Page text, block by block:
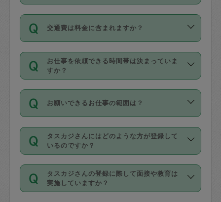
がっていく仕組みになっています。
Diners Club）のみとなります。
を行う際にご入力ください。プロフィー
ル登録時にはご入力いただかなくても大
丈夫です。
デビットカード・プリペイドカード（Vプ
リカ、au WALLETなど）は支払にはご利
銀行振込や現金払いも対応していませ
なお、タスカジさんの交通費も、依頼料
金のご請求と合わせてお支払いとなりま
動計算で表示されます。
依頼には「スポット」と「定期（毎週｜
隔週）」があり、「定期」の依頼は「ス
ポット」よりお得な料金でご利用できま
す。
定期の最低利用回数は設けていない代わ
りに、一定数を超えたキャンセルは有償
（例：毎週定期の場合は３回以上のキャ
ンセルが有償（1200円、隔週定期の場合
は２回以上のキャンセルが有償（1200
交通費は料金に含まれますか？
交通費は依頼料金とは別途発生し、依頼
料金のご請求と合わせてお支払いとなり
ます。交通費の金額は「依頼の詳細」に
お仕事を依頼できる時間帯は決まっていま
すか？
時間帯は3種類あります。いずれも１回あ
たり３時間です。
・ＡＭ ９時～１２時
・ＰＭ １３時～１６時
・夜 １８時～２１時
開始時間を２時間前後変更することが可
能です。依頼送信後、個別にタスカジさ
お願いできるお仕事の範囲は？
掃除、整理収納、洗濯、買い物、料理、
作り置きです。タスカジさんによってで
きる仕事の範囲が異なりますので、依頼
する前にタスカジさんのプロフィールで
確認してください。
基本的に、高所での作業や危険作業、屋
タスカジさんにはどのような方が登録して
いるのですか？
主婦として長年の家事経験をお持ちの
方、栄養士・調理師といった資格者で保
育園や学校の給食やレストランで料理関
タスカジさんの登録に際して面接や教育は
実施していますか？